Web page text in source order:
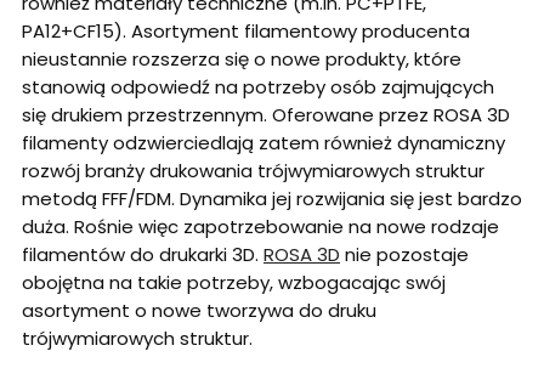
PA12+CF15). Asortyment filamentowy producenta
nieustannie rozszerza się o nowe produkty, które
stanowią odpowiedź na potrzeby osób zajmujących
się drukiem przestrzennym. Oferowane przez ROSA 3D
filamenty odzwierciedlają zatem również dynamiczny
rozwój branży drukowania trójwymiarowych struktur
metodą FFF/FDM. Dynamika jej rozwijania się jest bardzo
duża. Rośnie więc zapotrzebowanie na nowe rodzaje
filamentów do drukarki 3D. ROSA 3D nie pozostaje
obojętna na takie potrzeby, wzbogacając swój
asortyment o nowe tworzywa do druku
trójwymiarowych struktur.